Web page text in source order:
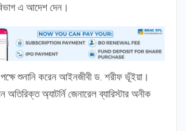
এ আদেশ দেন।
শুনানি করেন আইনজীবী ড. শরীফ ভূঁইয়া।
অতিরিক্ত অ্যাটর্নি জেনারেল ব্যারিস্টার অনীক